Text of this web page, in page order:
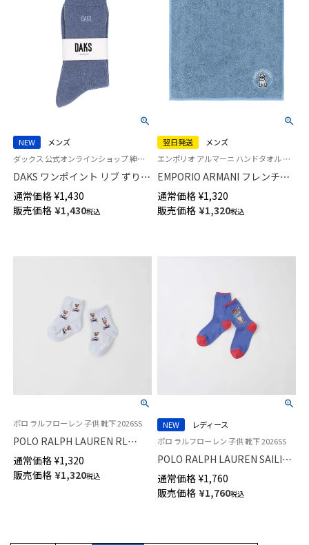
NEW
メンズ
ダックス 公式オンラインショップ 紳士 靴下
DAKS ワンポイント リブ ずり落
ちにくい仕様 消臭加工 24cm丈
クルー丈 カジュアル ソックス
日本製 メンズ 02512065
通常価格 ¥1,430
販売価格 ¥1,430税込
翌日発送
メンズ
エンポリオ アルマーニ ハンドタオル ハンカチ プレゼント
EMPORIO ARMANI フレンチブ
ルドッグ 綿100％ ミニタオル メ
ンズ【365日最短翌日発送】
02340029
通常価格 ¥1,320
販売価格 ¥1,320税込
ポロ ラルフローレン 子供 靴下 2026SS
POLO RALPH LAUREN RL
Layette フラッグベア ポロベア
キッズ ソックス 04883176
通常価格 ¥1,320
販売価格 ¥1,320税込
NEW
レディース
ポロ ラルフローレン 子供 靴下 2026SS
POLO RALPH LAUREN SAILING
BEAR ポロベア キッズ ソックス
04863757
通常価格 ¥1,760
販売価格 ¥1,760税込